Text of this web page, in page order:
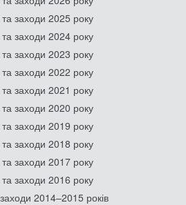
заходи 2025 року
заходи 2024 року
заходи 2023 року
заходи 2022 року
заходи 2021 року
заходи 2020 року
заходи 2019 року
заходи 2018 року
заходи 2017 року
заходи 2016 року
2014–2015 років